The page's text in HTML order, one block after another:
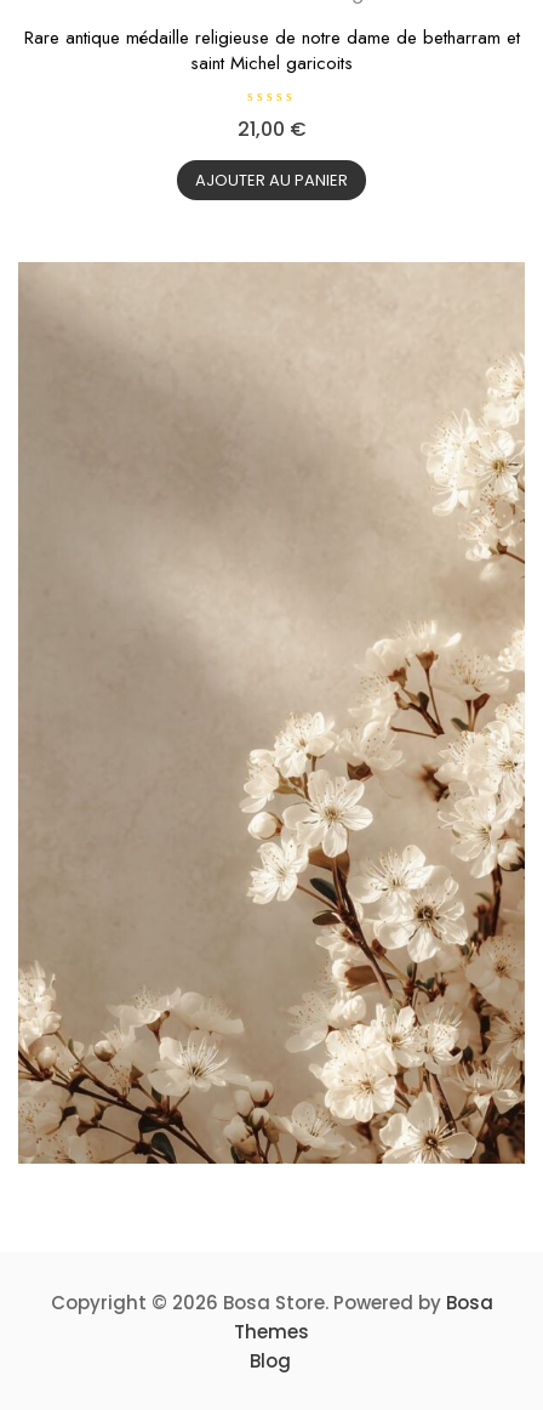
Rare antique médaille religieuse de notre dame de betharram et
saint Michel garicoits
N
o
e
0
s
u
21,00 €
AJOUTER AU PANIER
Copyright © 2026 Bosa Store. Powered by Bosa
Themes
Blog